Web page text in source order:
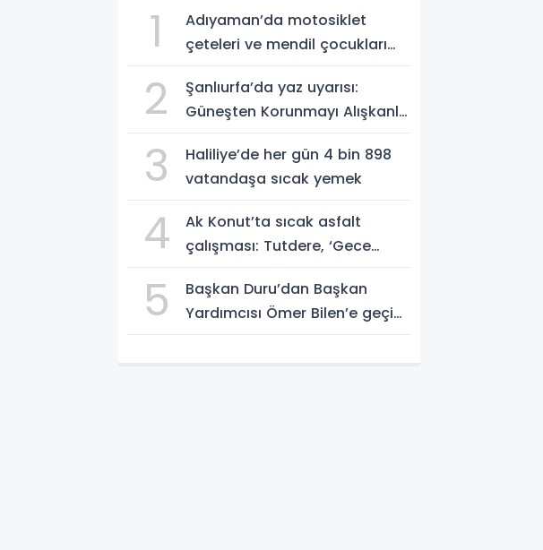
1
Adıyaman’da motosiklet
çeteleri ve mendil çocukları
2
Şanlıurfa’da yaz uyarısı:
Güneşten Korunmayı Alışkanlık
3
Haliliye’de her gün 4 bin 898
vatandaşa sıcak yemek
4
Ak Konut’ta sıcak asfalt
çalışması: Tutdere, ‘Gece
5
Başkan Duru’dan Başkan
Yardımcısı Ömer Bilen’e geçici